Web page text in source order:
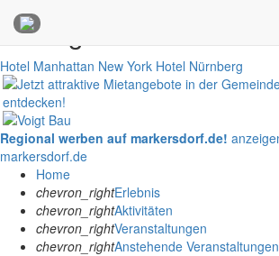
Anzeigen
Hotel Manhattan New York Hotel Nürnberg
Regional werben auf markersdorf.de!
markersdorf.de
Home
chevron_rightErlebnis
chevron_rightAktivitäten
chevron_rightVeranstaltungen
chevron_rightAnstehende Veranstaltungen